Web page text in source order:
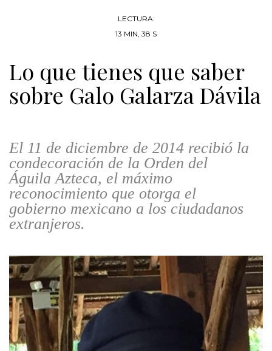
LECTURA:
13 MIN, 38 S
Lo que tienes que saber
sobre Galo Galarza Dávila
El 11 de diciembre de 2014 recibió la
condecoración de la Orden del
Águila Azteca, el máximo
reconocimiento que otorga el
gobierno mexicano a los ciudadanos
extranjeros.